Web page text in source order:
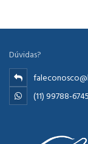
Dúvidas?
(11) 99788-6745